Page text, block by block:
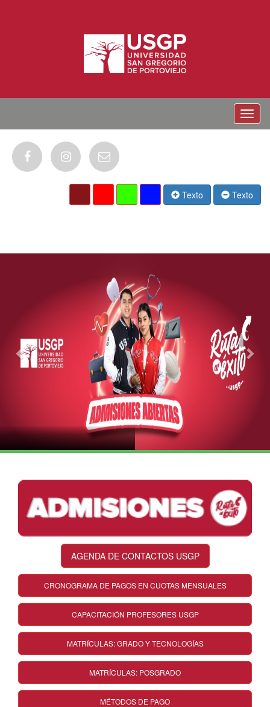
Menu
Texto Texto
AGENDA DE CONTACTOS USGP
CRONOGRAMA DE PAGOS EN CUOTAS MENSUALES
CAPACITACIÓN PROFESORES USGP
MATRÍCULAS: GRADO Y TECNOLOGÍAS
MATRÍCULAS: POSGRADO
MÉTODOS DE PAGO